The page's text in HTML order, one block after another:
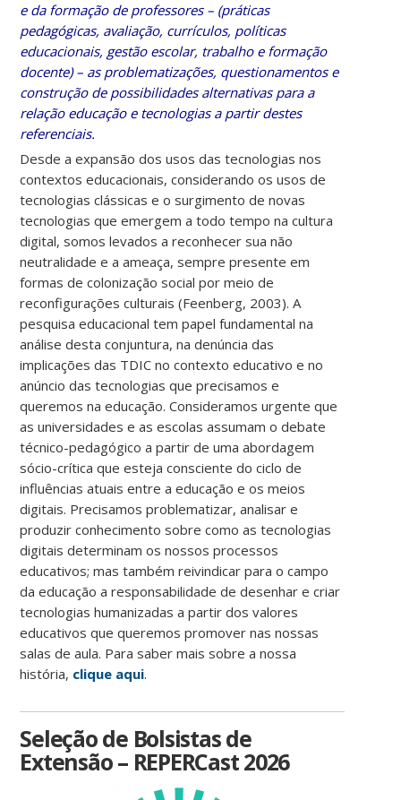
e da formação de professores – (práticas
pedagógicas, avaliação, currículos, políticas
educacionais, gestão escolar, trabalho e formação
docente) – as problematizações, questionamentos e
construção de possibilidades alternativas para a
relação educação e tecnologias a partir destes
referenciais.
Desde a expansão dos usos das tecnologias nos
contextos educacionais, considerando os usos de
tecnologias clássicas e o surgimento de novas
tecnologias que emergem a todo tempo na cultura
digital, somos levados a reconhecer sua não
neutralidade e a ameaça, sempre presente em
formas de colonização social por meio de
reconfigurações culturais (Feenberg, 2003). A
pesquisa educacional tem papel fundamental na
análise desta conjuntura, na denúncia das
implicações das TDIC no contexto educativo e no
anúncio das tecnologias que precisamos e
queremos na educação.Consideramos urgente que
as universidades e as escolas assumam o debate
técnico-pedagógico a partir de uma abordagem
sócio-crítica que esteja consciente do ciclo de
influências atuais entre a educação e os meios
digitais. Precisamos problematizar, analisar e
produzir conhecimento sobre como as tecnologias
digitais determinam os nossos processos
educativos; mas também reivindicar para o campo
da educação a responsabilidade de desenhar e criar
tecnologias humanizadas a partir dos valores
educativos que queremos promover nas nossas
salas de aula. Para saber mais sobre a nossa
história, clique aqui.
Seleção de Bolsistas de
Extensão – REPERCast 2026